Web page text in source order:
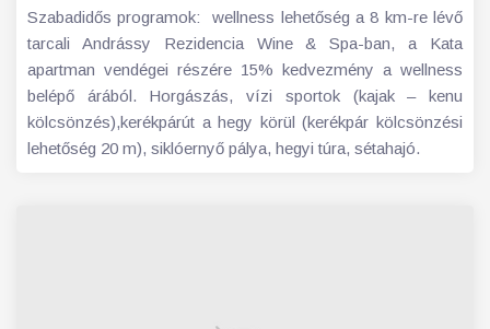
Szabadidős programok: wellness lehetőség a 8 km-re lévő
tarcali Andrássy Rezidencia Wine & Spa-ban, a Kata
apartman vendégei részére 15% kedvezmény a wellness
belépő árából. Horgászás, vízi sportok (kajak – kenu
kölcsönzés),kerékpárút a hegy körül (kerékpár kölcsönzési
lehetőség 20 m), siklóernyő pálya, hegyi túra, sétahajó.